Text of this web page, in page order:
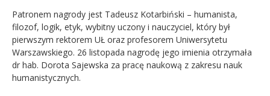
Patronem nagrody jest Tadeusz Kotarbiński – humanista,
filozof, logik, etyk, wybitny uczony i nauczyciel, który był
pierwszym rektorem UŁ oraz profesorem Uniwersytetu
Warszawskiego. 26 listopada nagrodę jego imienia otrzymała
dr hab. Dorota Sajewska za pracę naukową z zakresu nauk
humanistycznych.